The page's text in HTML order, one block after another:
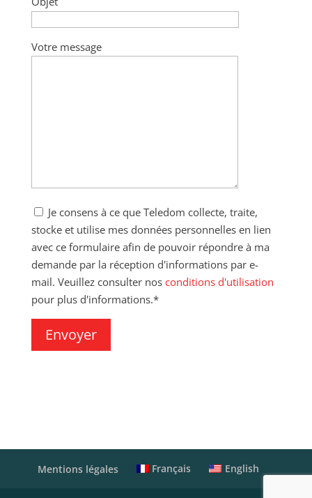
Votre message
Je consens à ce que Teledom collecte, traite,
stocke et utilise mes données personnelles en lien
avec ce formulaire afin de pouvoir répondre à ma
demande par la réception d'informations par e-
mail. Veuillez consulter nos conditions d'utilisation
pour plus d'informations.*
Mentions légales Français English